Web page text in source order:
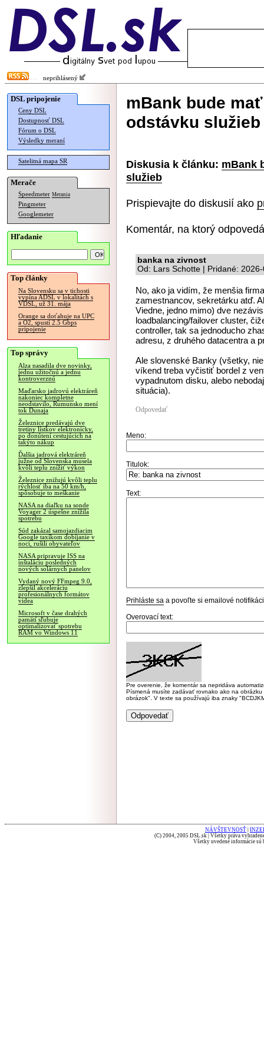
neprihlásený
DSL pripojenie
Ceny DSL
Dostupnosť DSL
Fórum o DSL
Výsledky meraní
Satelitná mapa SR
Merače
Speedmeter Merania
Pingmeter
Googlemeter
Hľadanie
Top články
Na Slovensku sa v tichosti
vypína ADSL v lokalitách s
VDSL, už 31. mája
Orange sa doťahuje na UPC
a O2, spustí 2.5 Gbps
pripojenie
Top správy
Alza nasadila dve novinky,
jednu užitočnú a jednu
kontroverznú
Maďarsko jadrovú elektráreň
nakoniec kompletne
neodstavilo, Rumunsko mení
tok Dunaja
Železnice predávajú dve
tretiny lístkov elektronicky,
po donútení cestujúcich na
takýto nákup
Ďalšia jadrová elektráreň
južne od Slovenska musela
kvôli teplu znížiť výkon
Železnice znižujú kvôli teplu
rýchlosť iba na 50 km/h,
spôsobuje to meškanie
NASA na diaľku na sonde
Voyager 2 úspešne znížila
spotrebu
Súd zakázal samojazdiacim
Google taxíkom dobíjanie v
noci, rušili obyvateľov
NASA pripravuje ISS na
inštaláciu posledných
nových solárnych panelov
Vydaný nový FFmpeg 9.0,
zlepšil akceleráciu
profesionálnych formátov
videa
Microsoft v čase drahých
pamätí sľubuje
optimalizovať spotrebu
RAM vo Windows 11
mBank bude
odstávku služieb
Diskusia k článku: mBank
služieb
Prispievajte do diskusií ako
Komentár, na ktorý
banka na zivnost
Od: Lars Schotte | Pridané:
No, ako ja vidím, že menšia
zamestnancov, sekretárku atď.
Viedne, jedno mimo) dve
loadbalancing/failover cluster,
controller, tak sa jednoducho
adresu, z druhého datacentra a
Ale slovenské Banky (všetky,
víkend treba vyčistiť bordel z
vypadnutom disku, alebo
situácia).
Odpovedať
Meno:
Titulok:
Text:
Prihláste sa a povoľte si emailové
Overovací text:
Pre overenie, že komentár sa nepridáva
Písmená musíte zadávať rovnako ako na
obrázok". V texte sa používajú iba znaky
NÁVŠTEVNOSŤ
(C) 2004, 2005 DSL.sk | Všetky práva
Všetky uvedené informácie sú